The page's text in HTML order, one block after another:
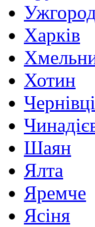
Харків
Хотин
Чернівці
Шаян
Ялта
Яремче
Ясіня